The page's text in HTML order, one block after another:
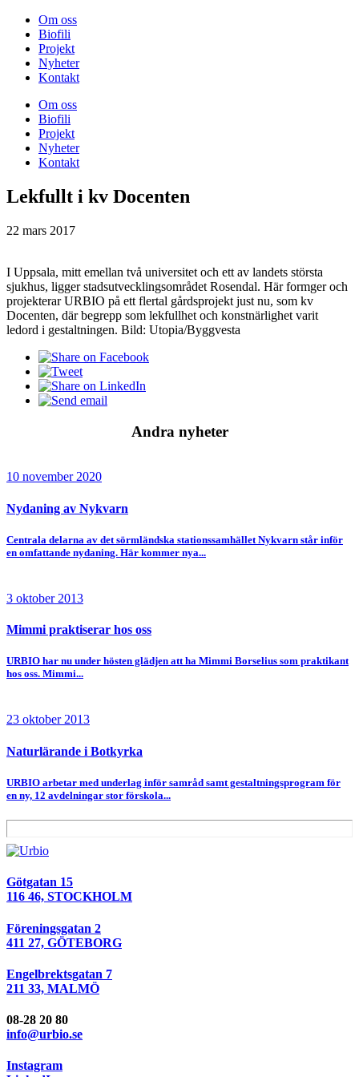
Om oss
Biofili
Projekt
Nyheter
Kontakt
Om oss
Biofili
Projekt
Nyheter
Kontakt
Lekfullt i kv Docenten
22 mars 2017
I Uppsala, mitt emellan två universitet och ett av landets största
sjukhus, ligger stadsutvecklingsområdet Rosendal. Här formger och
projekterar URBIO på ett flertal gårdsprojekt just nu, som kv
Docenten, där begrepp som lekfullhet och konstnärlighet varit
ledord i gestaltningen. Bild: Utopia/Byggvesta
Andra nyheter
10 november 2020
Nydaning av Nykvarn
Centrala delarna av det sörmländska stationssamhället Nykvarn står inför
en omfattande nydaning. Här kommer nya...
3 oktober 2013
Mimmi praktiserar hos oss
URBIO har nu under hösten glädjen att ha Mimmi Borselius som praktikant
hos oss. Mimmi...
23 oktober 2013
Naturlärande i Botkyrka
URBIO arbetar med underlag inför samråd samt gestaltningsprogram för
en ny, 12 avdelningar stor förskola...
Götgatan 15
116 46, STOCKHOLM
Föreningsgatan 2
411 27, GÖTEBORG
Engelbrektsgatan 7
211 33, MALMÖ
08-28 20 80
info@urbio.se
Instagram